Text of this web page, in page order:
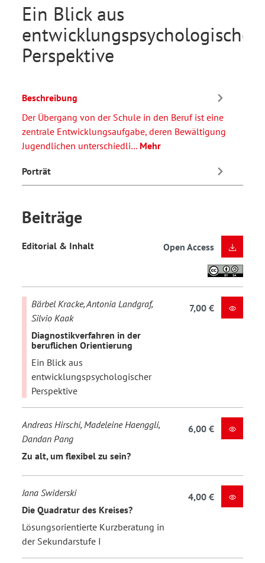
Ein Blick aus
entwicklungspsychologischer
Perspektive
Beschreibung
Der Übergang von der Schule in den Beruf ist eine
zentrale Entwicklungsaufgabe, deren Bewältigung
Jugendlichen unterschiedli… Mehr
Porträt
Beiträge
Editorial & Inhalt Open Access
Bärbel Kracke, Antonia Landgraf,
Silvio Kaak
Diagnostikverfahren in der
beruflichen Orientierung
Ein Blick aus
entwicklungspsychologischer
Perspektive
7,00 €
Andreas Hirschi, Madeleine Haenggli,
Dandan Pang
Zu alt, um flexibel zu sein?
6,00 €
Jana Swiderski
Die Quadratur des Kreises?
Lösungsorientierte Kurzberatung in
der Sekundarstufe I
4,00 €